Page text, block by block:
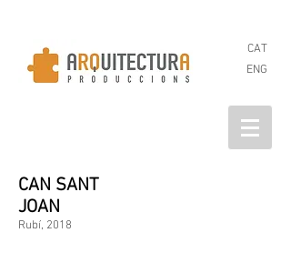
CAT
ENG
CAN SANT
JOAN
Rubí, 2018